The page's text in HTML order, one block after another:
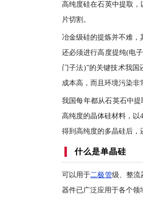
高纯度硅在石英中提取
片切割。
冶金级硅的提炼并不难
还必须进行高度提纯(电
门子法)”的关键技术我
成本高，而且环境污染非
我国每年都从石英石中
高纯度的晶体硅材料，以
得到高纯度的多晶硅后，
什么是单晶硅
可以用于二极管级、整流
器件已广泛应用于各个领